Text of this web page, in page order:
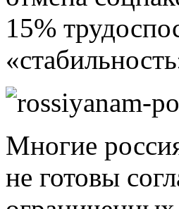
15%
Многие
не готовы